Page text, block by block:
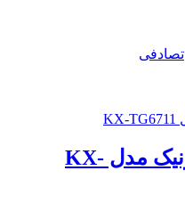
تصادفی
تلفن بی سیم پاناسونیک مدل KX-